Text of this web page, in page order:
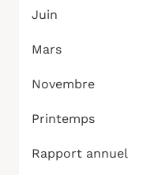
Juin
Mars
Novembre
Printemps
Rapport annuel